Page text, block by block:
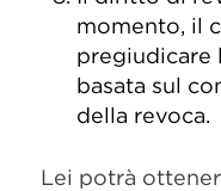
momento, il
pregiudicare
basata sul
della revoca.
Lei potrà